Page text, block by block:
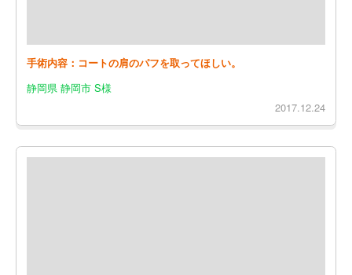
手術内容：コートの肩のパフを取ってほしい。
静岡県 静岡市 S様
2017.12.24